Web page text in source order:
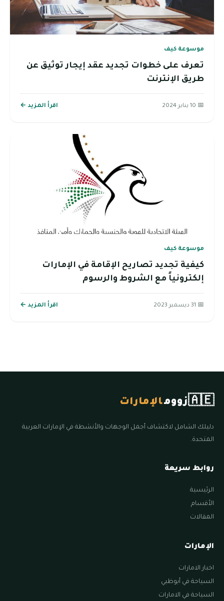
موسوعة كيف
تعرف على خطوات تجديد عقد إيجار توثيق عن
طريق الإنترنت
📅 10 يناير 2024 اقرأ المزيد ←
موسوعة كيف
كيفية تجديد تصاريح الإقامة في الإمارات
إلكترونياً مع الشروط والرسوم
📅 31 ديسمبر 2023 اقرأ المزيد ←
🇦🇪زوومالإمارات
دليلك الشامل لاكتشاف أجمل الوجهات والأنشطة في الإمارات العربية
المتحدة.
روابط سريعة
الرئيسية
الأقسام
المقالات
الإمارات
اخبار الامارات
السياحة في أبوظبي
السياحة في الامارات